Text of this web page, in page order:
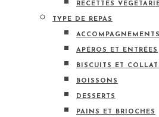
RECETTES
TYPE DE REPAS
ACCOMPAGNEMENTS
APÉROS ET ENTRÉES
BISCUITS ET
BOISSONS
DESSERTS
PAINS ET BRIOCHES